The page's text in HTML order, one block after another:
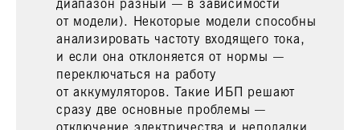
диапазон разный — в зависимости
от модели). Некоторые модели способны
анализировать частоту входящего тока,
и если она отклоняется от нормы —
переключаться на работу
от аккумуляторов. Такие ИБП решают
сразу две основные проблемы —